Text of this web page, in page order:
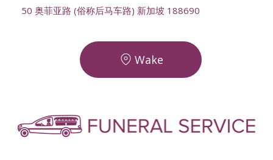
50 奥菲亚路 (俗称后马车路) 新加坡 188690
Wake